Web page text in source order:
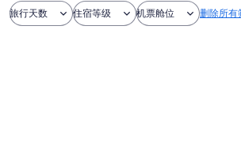
旅行天数 住宿等级 机票舱位 删除所有